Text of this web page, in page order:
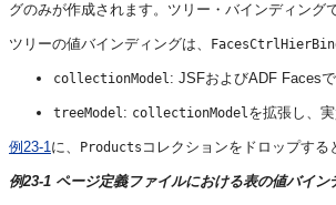
グのみが作成されます。ツリー・バインディング
ツリーの値バインディングは、
collectionModel: JSFおよびADF Faces
treeModel: collectionModelを拡張し、
例23-1に、 Products コレクションをドロップする
例23-1 ページ定義ファイルにおける表の値バイン